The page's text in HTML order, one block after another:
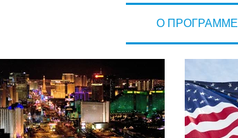
О ПРОГРАММЕ